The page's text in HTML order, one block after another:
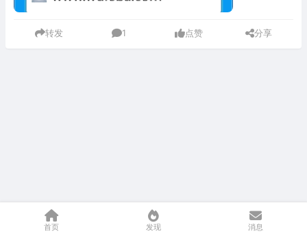
首页 发现 消息
转发 1 点赞 分享